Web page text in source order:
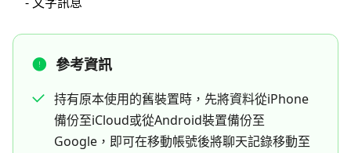
參考資訊
持有原本使用的舊裝置時，先將資料從iPhone
備份至iCloud或從Android裝置備份至
Google，即可在移動帳號後將聊天記錄移動至